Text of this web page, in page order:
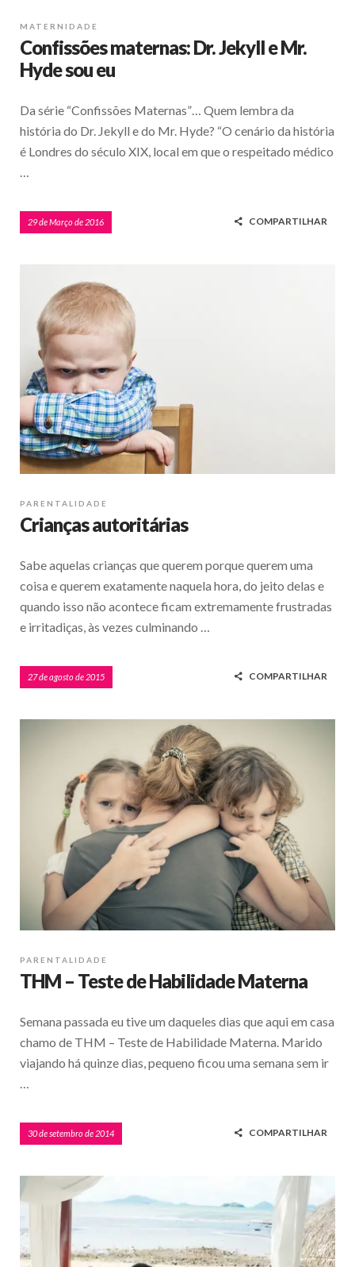
MATERNIDADE
Confissões maternas: Dr. Jekyll e Mr.
Hyde sou eu
Da série “Confissões Maternas”… Quem lembra da
história do Dr. Jekyll e do Mr. Hyde? “O cenário da história
é Londres do século XIX, local em que o respeitado médico
…
29 de Março de 2016 COMPARTILHAR
PARENTALIDADE
Crianças autoritárias
Sabe aquelas crianças que querem porque querem uma
coisa e querem exatamente naquela hora, do jeito delas e
quando isso não acontece ficam extremamente frustradas
e irritadiças, às vezes culminando …
27 de agosto de 2015 COMPARTILHAR
PARENTALIDADE
THM – Teste de Habilidade Materna
Semana passada eu tive um daqueles dias que aqui em casa
chamo de THM – Teste de Habilidade Materna. Marido
viajando há quinze dias, pequeno ficou uma semana sem ir
30 de setembro de 2014 COMPARTILHAR